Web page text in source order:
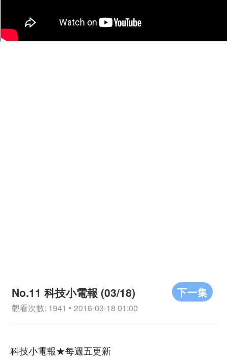
下一集
No.11 科技小電報 (03/18)
觀看次數: 1941 • 2016-03-18 01:00
科技小電報★每週五更新